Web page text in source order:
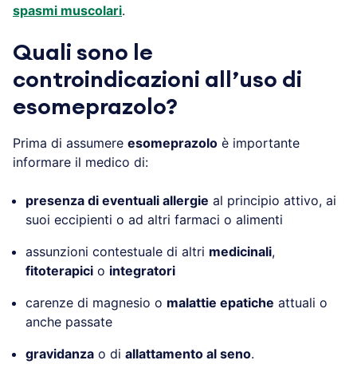
spasmi muscolari.
Quali sono le
controindicazioni all’uso di
esomeprazolo?
Prima di assumere esomeprazolo è importante
informare il medico di:
presenza di eventuali allergie al principio attivo, ai
suoi eccipienti o ad altri farmaci o alimenti
assunzioni contestuale di altri medicinali,
fitoterapici o integratori
carenze di magnesio o malattie epatiche attuali o
anche passate
gravidanza o di allattamento al seno.